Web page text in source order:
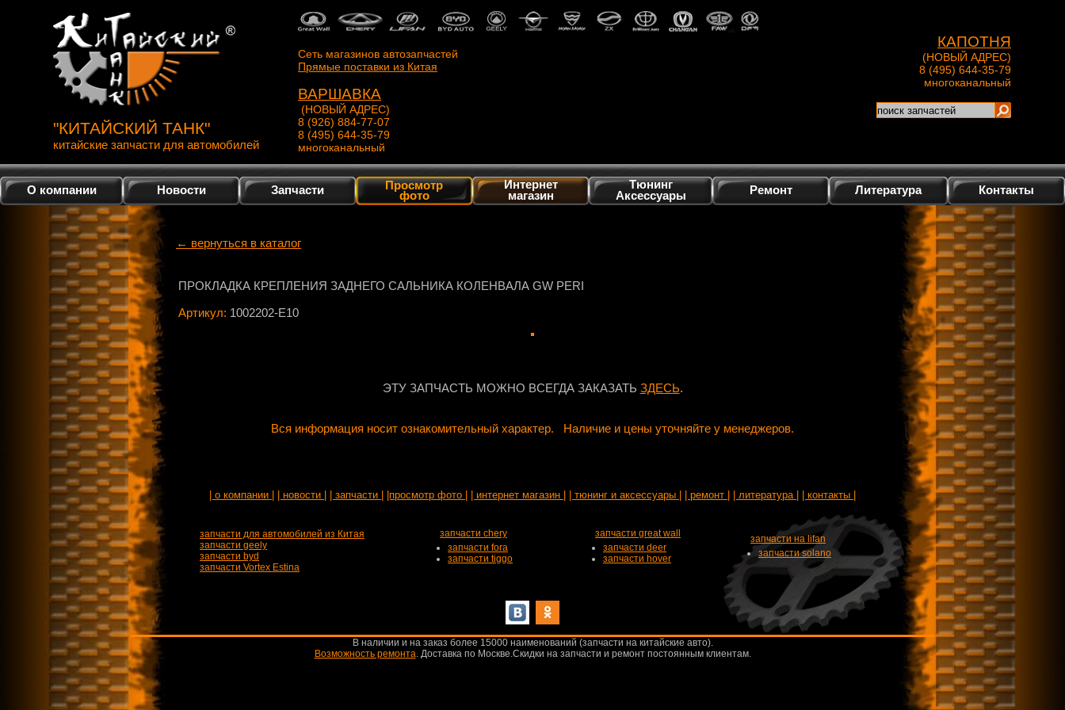
"КИТАЙСКИЙ ТАНК"
китайские запчасти для автомобилей
Сеть магазинов автозапчастей
Прямые поставки из Китая
ВАРШАВКА
(НОВЫЙ АДРЕС)
8 (926) 884-77-07
8 (495) 644-35-79
многоканальный
КАПОТНЯ
(НОВЫЙ АДРЕС)
8 (495) 644-35-79
многоканальный
О компании Новости Запчасти Просмотр
фото
Интернет
магазин
Тюнинг
Аксессуары
Ремонт Литература Контакты
← вернуться в каталог
ПРОКЛАДКА КРЕПЛЕНИЯ ЗАДНЕГО САЛЬНИКА КОЛЕНВАЛА GW PERI
Артикул: 1002202-E10
ЭТУ ЗАПЧАСТЬ МОЖНО ВСЕГДА ЗАКАЗАТЬ ЗДЕСЬ.
Вся информация носит ознакомительный характер. Наличие и цены уточняйте у менеджеров.
| о компании | | новости | | запчасти | |просмотр фото | | интернет магазин | | тюнинг и аксессуары | | ремонт | | литература | | контакты |
запчасти для автомобилей из Китая
запчасти geely
запчасти byd
запчасти Vortex Estina
запчасти chery
запчасти fora
запчасти tiggo
запчасти great wall
запчасти deer
запчасти hover
запчасти на lifan
запчасти solano
В наличии и на заказ более 15000 наименований (запчасти на китайские авто).
Возможность ремонта.Доставка по Москве.Скидки на запчасти и ремонт постоянным клиентам.